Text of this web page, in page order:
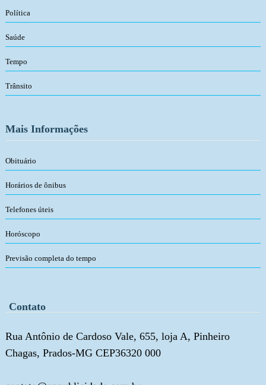
Política
Saúde
Tempo
Trânsito
Mais Informações
Obituário
Horários de ônibus
Telefones úteis
Horóscopo
Previsão completa do tempo
Contato
Rua Antônio de Cardoso Vale, 655, loja A, Pinheiro
Chagas, Prados-MG CEP36320 000